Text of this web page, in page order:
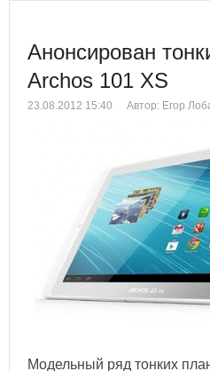
Анонсирован
Archos 101 XS
23.08.2012 15:40 Автор: Егор
Модельный ряд тонких